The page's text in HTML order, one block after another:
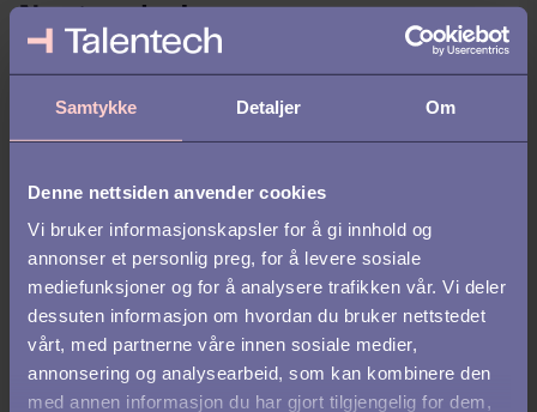
Samtykke Detaljer Om
Denne nettsiden anvender cookies
Vi bruker informasjonskapsler for å gi innhold og
annonser et personlig preg, for å levere sosiale
mediefunksjoner og for å analysere trafikken vår. Vi deler
dessuten informasjon om hvordan du bruker nettstedet
vårt, med partnerne våre innen sosiale medier,
annonsering og analysearbeid, som kan kombinere den
med annen informasjon du har gjort tilgjengelig for dem,
Nye trender innen
rekrutteringsbransjen
Rekrutteringsbransjen er i stor endring. Vi ser allerede nå et
følge denne utviklingen. Terskelen for å gjennomføre en test skal
skal det i det minste ikke være tungvint eller ubehagelig å
gjennomføre de. Konkrete trender vi ser ta form er:
et skifte mot mer mobil og videobruk gjennom hele
rekrutteringsprosessen
en økning av screening av søkere på relevante mål
bruk av innovative løsninger, som realistiske jobbprøver og